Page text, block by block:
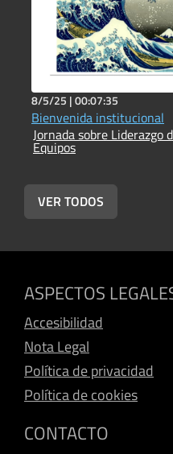
8/5/25 |00:07:35
Bienvenida institucional
Jornada sobre Liderazgo
Equipos
VER TODOS
ASPECTOS
Accesibilidad
Nota Legal
Política de privacidad
Política de cookies
CONTACTO